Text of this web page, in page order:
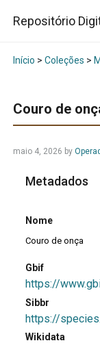
Repositório
Início > Coleções >
Couro de
maio 4, 2026 by
Metadados
Nome
Couro de onça
Gbif
https://
Sibbr
https://
Wikidata